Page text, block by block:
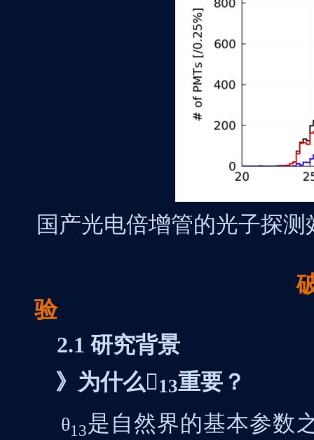
国产光电倍增管的光子探
破解“变身”密
验
2.1研究背景
》为什么13重要？
‌θ13是自然界的基本参数